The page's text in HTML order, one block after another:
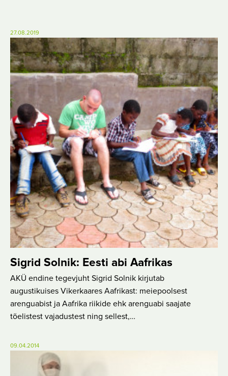
27.08.2019
Sigrid Solnik: Eesti abi Aafrikas
AKÜ endine tegevjuht Sigrid Solnik kirjutab
augustikuises Vikerkaares Aafrikast: meiepoolsest
arenguabist ja Aafrika riikide ehk arenguabi saajate
tõelistest vajadustest ning sellest,…
09.04.2014